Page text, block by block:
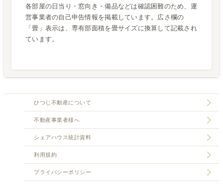
各部屋の日当り・窓向き・備品などは確認困難のため、運
営事業者の自己申告情報を掲載しています。広さ欄の
「畳」表示は、専有部面積を畳サイズに換算して記載され
ています。
ひつじ不動産について
不動産事業者様へ
シェアハウス統計資料
利用規約
プライバシーポリシー